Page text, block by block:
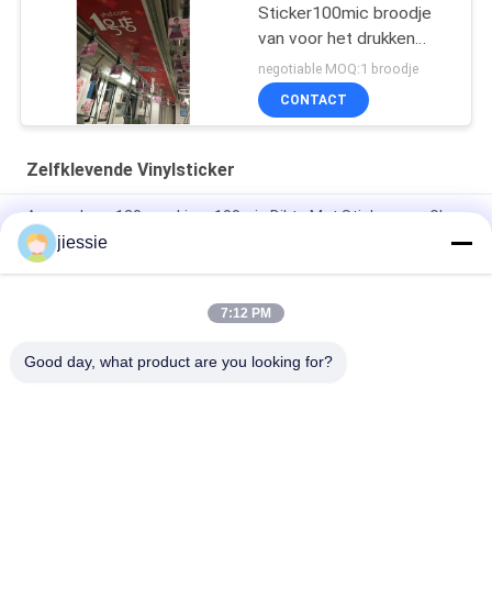
Sticker100mic broodje
van voor het drukken
geschikt pvc voor
digitale druk
negotiable MOQ:1 broodje
CONTACT
Zelfklevende Vinylsticker
Aanpasbare 120gsm Liner 100mic Dikte Mat Sticker voor Glas
Permanent Afneembare zelfklevende glazen venstersticker
280g Gewicht voor kantoorversiering
UV-bestendige glitter vinyl sticker, duurzaam en opvallend
jiessie
7:12 PM
Good day, what product are you looking for?